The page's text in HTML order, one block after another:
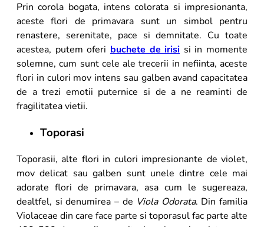
Prin corola bogata, intens colorata si impresionanta,
aceste flori de primavara sunt un simbol pentru
renastere, serenitate, pace si demnitate. Cu toate
acestea, putem oferi buchete de irisi si in momente
solemne, cum sunt cele ale trecerii in nefiinta, aceste
flori in culori mov intens sau galben avand capacitatea
de a trezi emotii puternice si de a ne reaminti de
fragilitatea vietii.
Toporasi
Toporasii, alte flori in culori impresionante de violet,
mov delicat sau galben sunt unele dintre cele mai
adorate flori de primavara, asa cum le sugereaza,
dealtfel, si denumirea – de Viola Odorata. Din familia
Violaceae din care face parte si toporasul fac parte alte